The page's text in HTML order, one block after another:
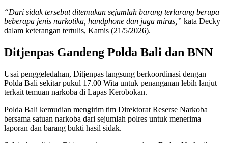
“Dari sidak tersebut ditemukan sejumlah barang terlarang berupa
beberapa jenis narkotika, handphone dan juga miras,” kata Decky
dalam keterangan tertulis, Kamis (21/5/2026).
Ditjenpas Gandeng Polda Bali dan BNN
Usai penggeledahan, Ditjenpas langsung berkoordinasi dengan
Polda Bali sekitar pukul 17.00 Wita untuk penanganan lebih lanjut
terkait temuan narkoba di Lapas Kerobokan.
Polda Bali kemudian mengirim tim Direktorat Reserse Narkoba
bersama satuan narkoba dari sejumlah polres untuk menerima
laporan dan barang bukti hasil sidak.